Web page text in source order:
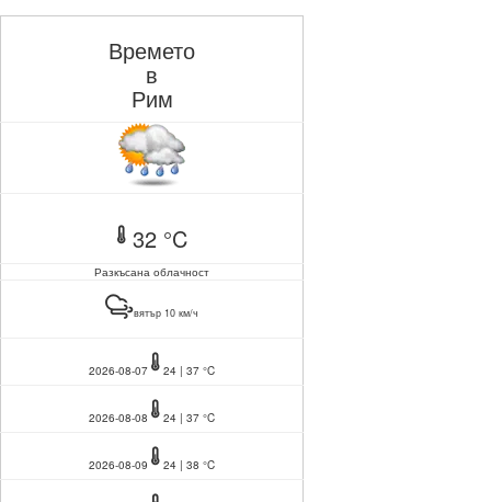
Времето
в
Рим
32 °C
Разкъсана облачност
вятър 10 км/ч
2026-08-07 24 | 37 °C
2026-08-08 24 | 37 °C
2026-08-09 24 | 38 °C